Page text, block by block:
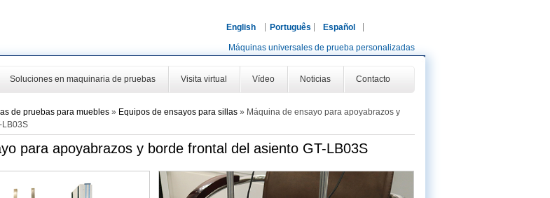
English Português Español
Máquinas universales de prueba personalizadas
Soluciones en maquinaria de pruebas Visita virtual Vídeo Noticias Contacto
de pruebas para muebles » Equipos de ensayos para sillas » Máquina de ensayo para apoyabrazos y
LB03S
para apoyabrazos y borde frontal del asiento GT-LB03S